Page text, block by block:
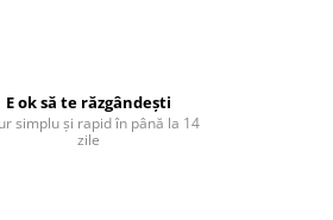
E ok să te răzgândești
simplu și rapid în până la 14
zile